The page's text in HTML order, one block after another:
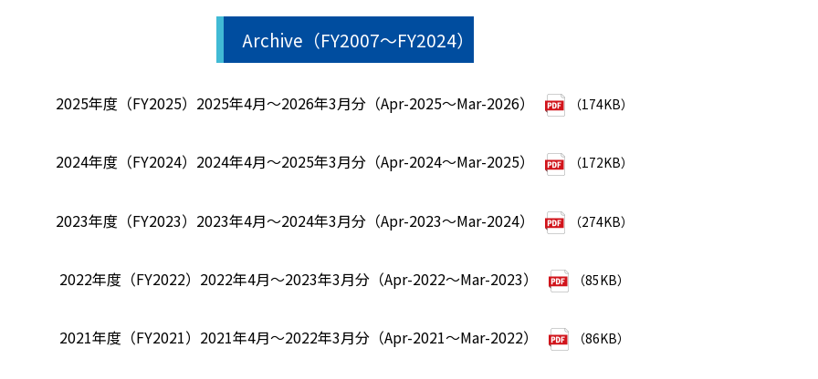
Archive（FY2007～FY2024）
2025年度（FY2025） 2025年4月～2026年3月分（Apr-2025～Mar-2026） （174KB）
2024年度（FY2024） 2024年4月～2025年3月分（Apr-2024～Mar-2025） （172KB）
2023年度（FY2023） 2023年4月～2024年3月分（Apr-2023～Mar-2024） （274KB）
2022年度（FY2022） 2022年4月～2023年3月分（Apr-2022～Mar-2023） （85KB）
2021年度（FY2021） 2021年4月～2022年3月分（Apr-2021～Mar-2022） （86KB）